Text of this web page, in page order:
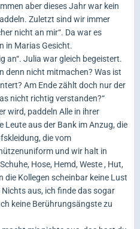
aber dieses Jahr war kein
Zuletzt sind wir immer
nicht an mir“. Da war es
in Marias Gesicht.
an“. Julia war gleich begeistert.
denn nicht mitmachen? Was ist
Am Ende zählt doch nur der
nicht richtig verstanden?“
wird, paddeln Alle in ihrer
Leute aus der Bank im Anzug, die
die vom
und wir halt in
Hose, Hemd, Weste , Hut,
die Kollegen scheinbar keine Lust
aus, ich finde das sogar
keine Berührungsängste zu